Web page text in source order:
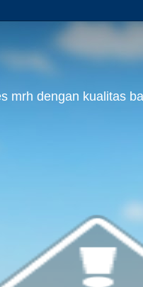
mrh dengan kualitas